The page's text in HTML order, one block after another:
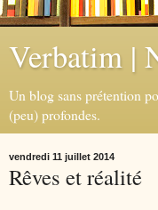
Verbatim |
Un blog sans prétention
(peu) profondes.
vendredi 11 juillet 2014
Rêves et réalité